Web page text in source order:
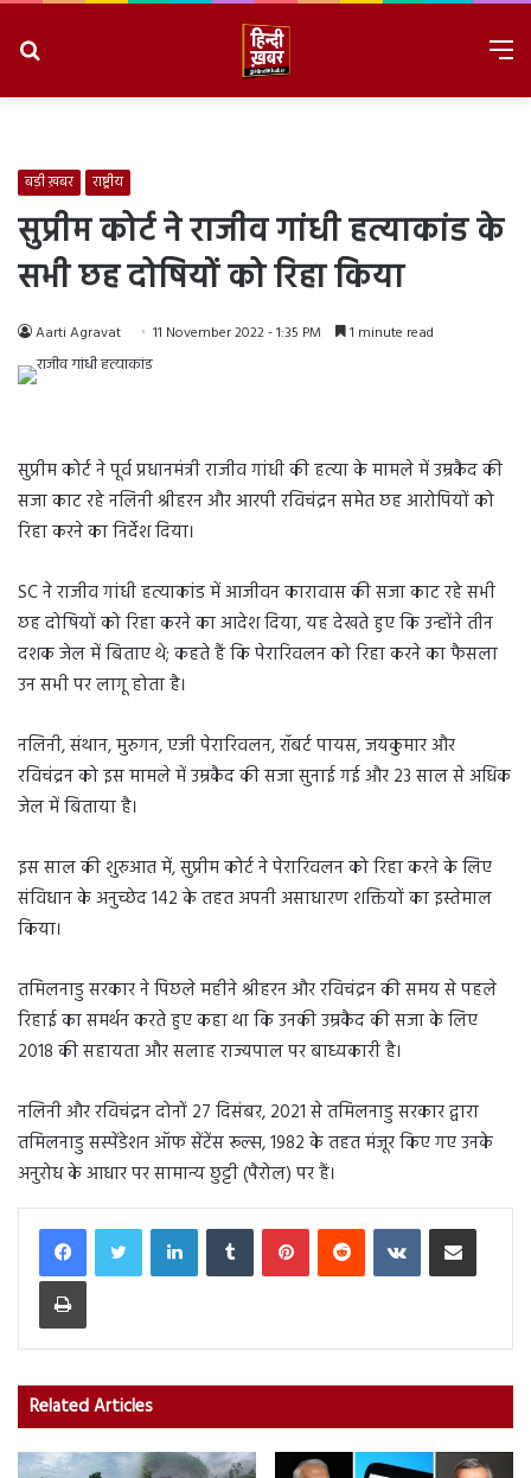
बड़ी ख़बर राष्ट्रीय
सुप्रीम कोर्ट ने राजीव गांधी हत्याकांड के
सभी छह दोषियों को रिहा किया
Aarti Agravat 11 November 2022 - 1:35 PM 1 minute read
सुप्रीम कोर्ट ने पूर्व प्रधानमंत्री राजीव गांधी की हत्या के मामले में उम्रकैद की
सजा काट रहे नलिनी श्रीहरन और आरपी रविचंद्रन समेत छह आरोपियों को
रिहा करने का निर्देश दिया।
SC ने राजीव गांधी हत्याकांड में आजीवन कारावास की सजा काट रहे सभी
छह दोषियों को रिहा करने का आदेश दिया, यह देखते हुए कि उन्होंने तीन
दशक जेल में बिताए थे; कहते हैं कि पेरारिवलन को रिहा करने का फैसला
उन सभी पर लागू होता है।
नलिनी, संथान, मुरुगन, एजी पेरारिवलन, रॉबर्ट पायस, जयकुमार और
रविचंद्रन को इस मामले में उम्रकैद की सजा सुनाई गई और 23 साल से अधिक
जेल में बिताया है।
इस साल की शुरुआत में, सुप्रीम कोर्ट ने पेरारिवलन को रिहा करने के लिए
संविधान के अनुच्छेद 142 के तहत अपनी असाधारण शक्तियों का इस्तेमाल
किया।
तमिलनाडु सरकार ने पिछले महीने श्रीहरन और रविचंद्रन की समय से पहले
रिहाई का समर्थन करते हुए कहा था कि उनकी उम्रकैद की सजा के लिए
2018 की सहायता और सलाह राज्यपाल पर बाध्यकारी है।
नलिनी और रविचंद्रन दोनों 27 दिसंबर, 2021 से तमिलनाडु सरकार द्वारा
तमिलनाडु सस्पेंडेशन ऑफ सेंटेंस रूल्स, 1982 के तहत मंजूर किए गए उनके
अनुरोध के आधार पर सामान्य छुट्टी (पैरोल) पर हैं।
LinkedInTumblr PinterestReddit VKontakteShare via Email
Print
Related Articles